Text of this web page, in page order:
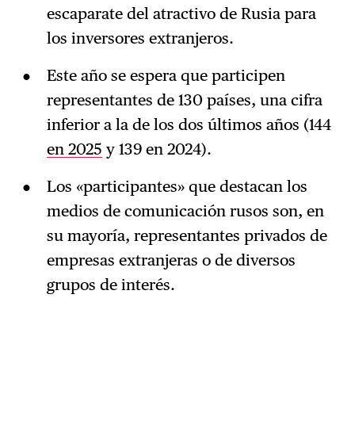
escaparate del atractivo de Rusia para
los inversores extranjeros.
Este año se espera que participen
representantes de 130 países, una cifra
inferior a la de los dos últimos años (144
en 2025 y 139 en 2024).
Los «participantes» que destacan los
medios de comunicación rusos son, en
su mayoría, representantes privados de
empresas extranjeras o de diversos
grupos de interés.